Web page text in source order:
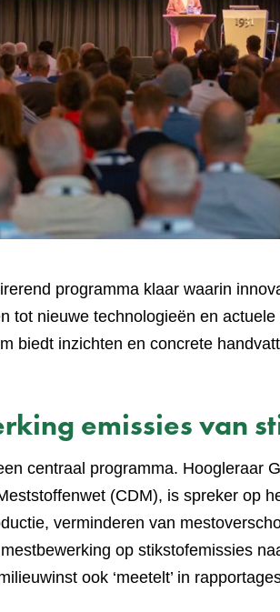
programma klaar waarin
tot nieuwe technologieën en
biedt inzichten en concrete
emissies van
centraal programma. Hoogleraar
(CDM), is spreker op
verminderen van
op stikstofemissies
ook ‘meetelt’ in